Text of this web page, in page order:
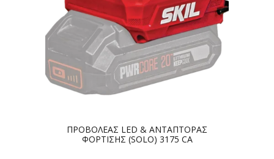
ΠΡΟΒΟΛΕΑΣ LED & ΑΝΤΑΠΤΟΡΑΣ
ΦΟΡΤΙΣΗΣ (SOLO) 3175 CA